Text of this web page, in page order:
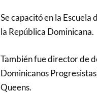
Se capacitó en la
la República Dominicana.
También fue director de
Dominicanos
Queens.